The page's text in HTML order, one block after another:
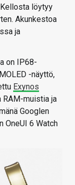
löytyy
Akunkestoa
ja
on IP68-
-näyttö,
Exynos
RAM-muistia ja
Googlen
OneUI 6 Watch